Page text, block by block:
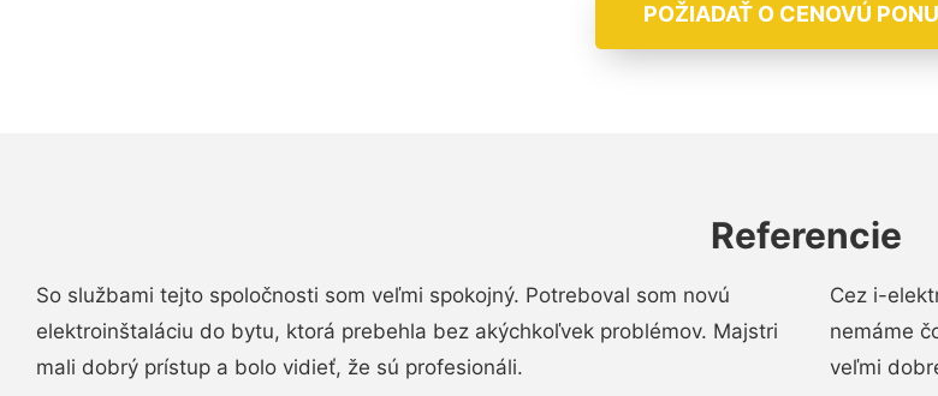
POŽIADAŤ O CENOVÚ
Referencie
So službami tejto spoločnosti som veľmi spokojný. Potreboval som novú
elektroinštaláciu do bytu, ktorá prebehla bez akýchkoľvek problémov. Majstri
mali dobrý prístup a bolo vidieť, že sú profesionáli.
Cez i-
nemáme
veľmi